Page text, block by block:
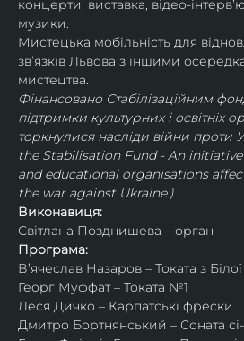
концерти, виставка, відео-
музики.
Мистецька мобільність для
зв’язків Львова з іншими
мистецтва.
Фінансовано Стабілізаційним
підтримки культурних і освітніх
торкнулися насліди війни проти
the Stabilisation Fund - An
and educational organisations
the war against Ukraine.)
Виконавиця:
Світлана Позднишева – орган
Програма:
Вʼячеслав Назаров – Токата з
Георг Муффат – Токата №1
Леся Дичко – Карпатські фрески
Дмитро Бортнянський – Соната